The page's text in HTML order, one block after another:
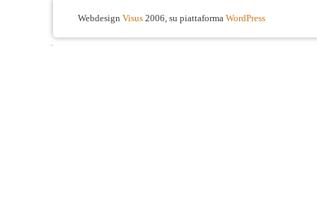
Webdesign Visus 2006, su piattaforma WordPress